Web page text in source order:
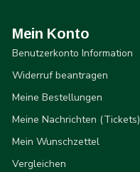
Mein Konto
Benutzerkonto Information
Widerruf beantragen
Meine Bestellungen
Meine Nachrichten (Tickets)
Mein Wunschzettel
Vergleichen